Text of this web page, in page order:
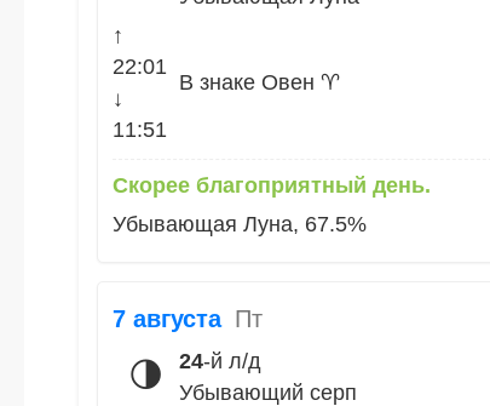
↑
22:01
↓
11:51
В знаке Овен ♈
Скорее благоприятный день.
Убывающая Луна, 67.5%
7 августа Пт
🌗 24-й л/д
Убывающий серп